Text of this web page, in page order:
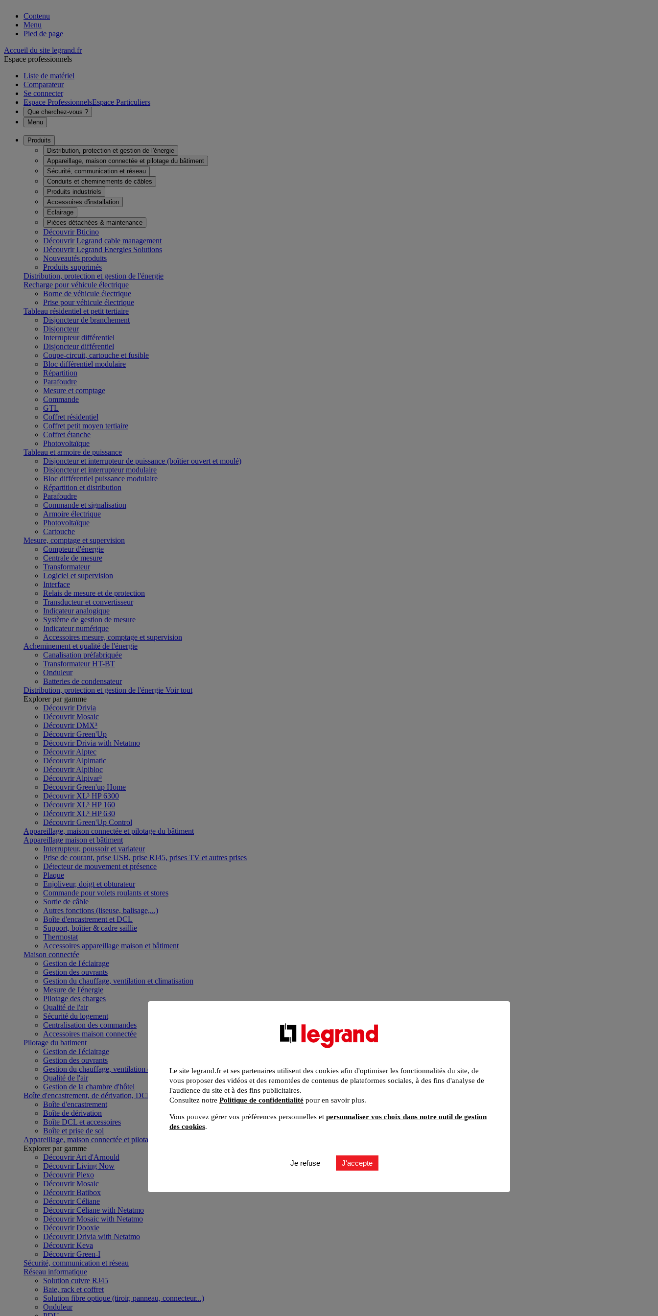
Contenu
Menu
Pied de page
Accueil du site legrand.fr
Espace professionnels
Liste de matériel
Comparateur
Se connecter
Espace ProfessionnelsEspace Particuliers
Que cherchez-vous ?
Menu
Produits
Distribution, protection et gestion de l'énergie
Appareillage, maison connectée et pilotage du bâtiment
Sécurité, communication et réseau
Conduits et cheminements de câbles
Produits industriels
Accessoires d'installation
Eclairage
Pièces détachées & maintenance
Découvrir Bticino
Découvrir Legrand cable management
Découvrir Legrand Energies Solutions
Nouveautés produits
Produits supprimés
Distribution, protection et gestion de l'énergie
Recharge pour véhicule électrique
Borne de véhicule électrique
Prise pour véhicule électrique
Tableau résidentiel et petit tertiaire
Disjoncteur de branchement
Disjoncteur
Interrupteur différentiel
Disjoncteur différentiel
Coupe-circuit, cartouche et fusible
Bloc différentiel modulaire
Répartition
Parafoudre
Mesure et comptage
Commande
GTL
Coffret résidentiel
Coffret petit moyen tertiaire
Coffret étanche
Photovoltaïque
Tableau et armoire de puissance
Disjoncteur et interrupteur de puissance (boîtier ouvert et moulé)
Disjoncteur et interrupteur modulaire
Bloc différentiel puissance modulaire
Répartition et distribution
Parafoudre
Commande et signalisation
Armoire électrique
Photovoltaïque
Cartouche
Mesure, comptage et supervision
Compteur d'énergie
Centrale de mesure
Transformateur
Logiciel et supervision
Interface
Relais de mesure et de protection
Transducteur et convertisseur
Indicateur analogique
Système de gestion de mesure
Indicateur numérique
Accessoires mesure, comptage et supervision
Acheminement et qualité de l'énergie
Canalisation préfabriquée
Transformateur HT-BT
Onduleur
Batteries de condensateur
Distribution, protection et gestion de l'énergie Voir tout
Explorer par gamme
Découvrir Drivia
Découvrir Mosaic
Découvrir DMX³
Découvrir Green'Up
Découvrir Drivia with Netatmo
Découvrir Alptec
Découvrir Alpimatic
Découvrir Alpibloc
Découvrir Alpivar³
Découvrir Green'up Home
Découvrir XL³ HP 6300
Découvrir XL³ HP 160
Découvrir XL³ HP 630
Découvrir Green'Up Control
Appareillage, maison connectée et pilotage du bâtiment
Appareillage maison et bâtiment
Interrupteur, poussoir et variateur
Prise de courant, prise USB, prise RJ45, prises TV et autres prises
Détecteur de mouvement et présence
Plaque
Enjoliveur, doigt et obturateur
Commande pour volets roulants et stores
Sortie de câble
Autres fonctions (liseuse, balisage,...)
Boîte d'encastrement et DCL
Support, boîtier & cadre saillie
Thermostat
Accessoires appareillage maison et bâtiment
Maison connectée
Gestion de l'éclairage
Gestion des ouvrants
Gestion du chauffage, ventilation et climatisation
Mesure de l'énergie
Pilotage des charges
Qualité de l'air
Sécurité du logement
Centralisation des commandes
Accessoires maison connectée
Pilotage du batiment
Gestion de l'éclairage
Gestion des ouvrants
Gestion du chauffage, ventilation et climatisation
Qualité de l'air
Gestion de la chambre d'hôtel
Boîte d'encastrement, de dérivation, DCL et boîte de sol
Boîte d'encastrement
Boîte de dérivation
Boîte DCL et accessoires
Boîte et prise de sol
Appareillage, maison connectée et pilotage du bâtiment
Explorer par gamme
Découvrir Art d'Arnould
Découvrir Living Now
Découvrir Plexo
Découvrir Mosaic
Découvrir Batibox
Découvrir Céliane
Découvrir Céliane with Netatmo
Découvrir Mosaic with Netatmo
Découvrir Dooxie
Découvrir Drivia with Netatmo
Découvrir Keva
Découvrir Green-I
Sécurité, communication et réseau
Réseau informatique
Solution cuivre RJ45
Baie, rack et coffret
Solution fibre optique (tiroir, panneau, connecteur...)
Onduleur
Le site legrand.fr et ses partenaires utilisent des cookies afin d'optimiser les fonctionnalités du site, de
vous proposer des vidéos et des remontées de contenus de plateformes sociales, à des fins d'analyse de
l'audience du site et à des fins publicitaires.
Consultez notre Politique de confidentialité pour en savoir plus.
Vous pouvez gérer vos préférences personnelles et personnaliser vos choix dans notre outil de gestion
des cookies.
Je refuse J'accepte